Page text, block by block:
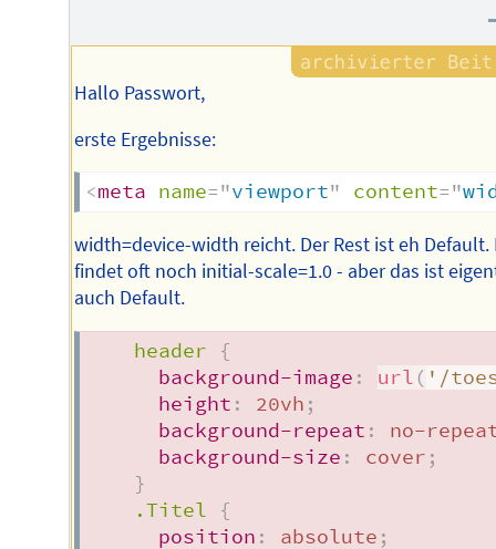
Hallo Passwort,
erste Ergebnisse:
<meta name="viewport" content="
width=device-width reicht. Der Rest ist eh Default.
findet oft noch initial-scale=1.0 - aber das ist
auch Default.
header
{
background-image : url ( '/
height : 20vh ;
background-repeat :
no-
background-size : cover ;
}
.Titel
{
position : absolute ;